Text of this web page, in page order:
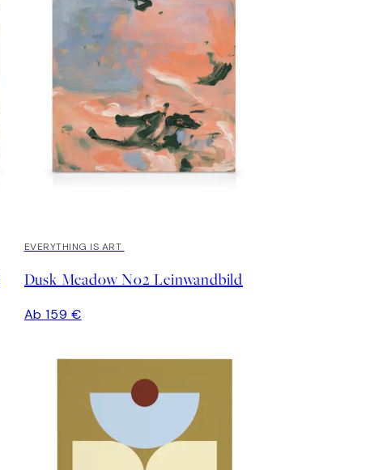
EVERYTHING IS ART
Dusk Meadow No2 Leinwandbild
Ab 159 €